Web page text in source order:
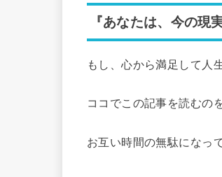
『あなたは、今の現
もし、心から満足して人
ココでこの記事を読むの
お互い時間の無駄になっ